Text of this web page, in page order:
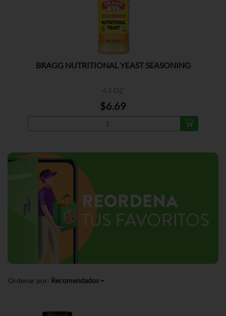
BRAGG NUTRITIONAL YEAST SEASONING
4.5 OZ
$6.69
Ordenar por: Recomendados